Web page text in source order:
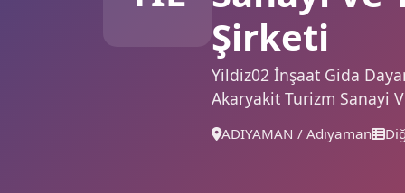
Şirketi
Yildiz02 İnşaat Gida
Akaryakit Turizm Sanayi
ADIYAMAN / Adıyaman